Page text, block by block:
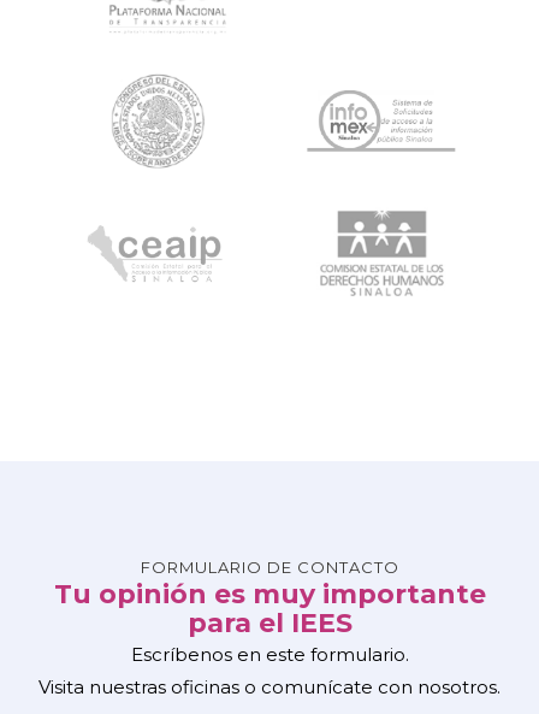
FORMULARIO DE CONTACTO
Tu opinión es muy importante
para el IEES
Escríbenos en este formulario.
Visita nuestras oficinas o comunícate con nosotros.